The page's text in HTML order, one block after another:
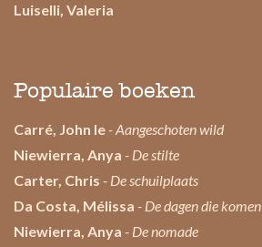
Luiselli, Valeria
Populaire boeken
Carré, John le - Aangeschoten wild
Niewierra, Anya - De stilte
Carter, Chris - De schuilplaats
Da Costa, Mélissa - De dagen die komen
Niewierra, Anya - De nomade